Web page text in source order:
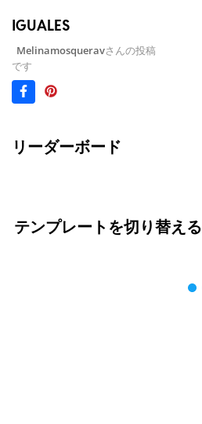
IGUALES
Melinamosqueravさんの投稿
です
リーダーボード
テンプレートを切り替える